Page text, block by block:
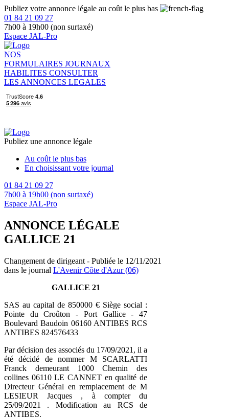
Publiez votre annonce légale au coût le plus bas
01 84 21 09 27
7h00 à 19h00 (non surtaxé)
Espace JAL-Pro
NOS
FORMULAIRES JOURNAUX
HABILITES CONSULTER
LES ANNONCES LEGALES
Publiez une annonce légale
Au coût le plus bas
En choisissant votre journal
01 84 21 09 27
7h00 à 19h00 (non surtaxé)
Espace JAL-Pro
ANNONCE LÉGALE
GALLICE 21
Changement de dirigeant - Publiée le 12/11/2021
dans le journal L'Avenir Côte d'Azur (06)
GALLICE 21
SAS au capital de 850000 € Siège social :
Pointe du Croûton - Port Gallice - 47
Boulevard Baudoin 06160 ANTIBES RCS
ANTIBES 824576433
Par décision des associés du 17/09/2021, il a
été décidé de nommer M SCARLATTI
Franck demeurant 1000 Chemin des
collines 06110 LE CANNET en qualité de
Directeur Général en remplacement de M
LESIEUR Jacques , à compter du
25/09/2021 . Modification au RCS de
ANTIBES.